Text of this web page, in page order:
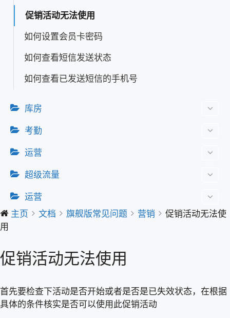
促销活动无法使用
如何设置会员卡密码
如何查看短信发送状态
如何查看已发送短信的手机号
库房
考勤
运营
超级流量
运营
主页
文档 旗舰版常见问题 营销
促销活动无法使
用
促销活动无法使用
首先要检查下活动是否开始或者是否是已失效状态，在根据
具体的条件核实是否可以使用此促销活动